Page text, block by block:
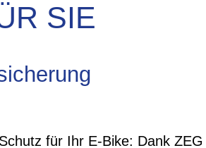
SIE
für Ihr E-Bike: Dank